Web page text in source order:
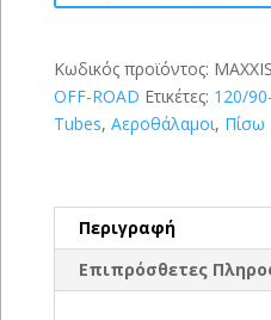
(65R)
Κωδικός προϊόντος:
OFF-ROAD Ετικέτες: 120/
Tubes, Αεροθάλαμοι, Πίσω
Περιγραφή
Επιπρόσθετες